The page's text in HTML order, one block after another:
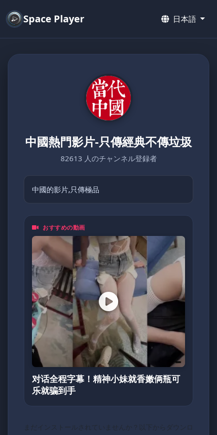
Space Player 日本語
中國熱門影片-只傳經典不傳垃圾
82613 人のチャンネル登録者
中國的影片,只傳極品
おすすめの動画
对话全程字幕！精神小妹就香嫩俩瓶可
乐就骗到手
まだインストールされていませんか？以下からダウンロ